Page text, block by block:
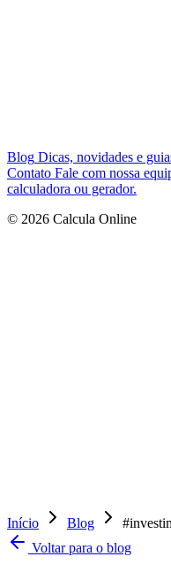
Blog Dicas, novidades e
Contato Fale com nossa
calculadora ou gerador.
© 2026 Calcula Online
Início Blog
Voltar para o blog